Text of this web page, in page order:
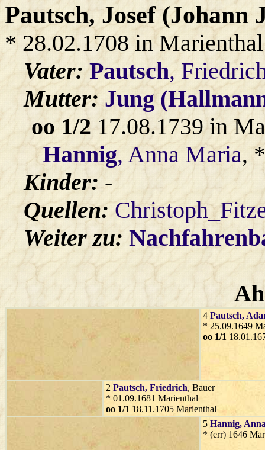
Pautsch, Josef (Johann
* 28.02.1708 in Marienthal
Vater:Pautsch,
Mutter:Jung
oo 1/217.08.1739 in
Hannig, Anna Maria,
Kinder:-
Quellen:
Weiter zu:
4 Pautsch,
* 25.09.1649
oo 1/1
2 Pautsch, Friedrich, Bauer
* 01.09.1681 Marienthal
oo 1/1 18.11.1705 Marienthal
5 Hannig,
* (err) 1646